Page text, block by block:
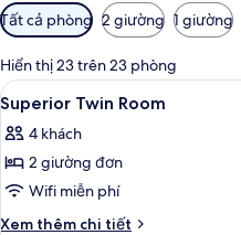
Bộ
lọc
có
thể
dùng
để
lọc
tìm
phòng
Tất cả phòng 2 giường 1 giường
Hiển thị 23 trên 23 phòng
Xem
tất
cả
ảnh
Superior
Twin
19
Superior Twin Room
4 khách
2 giường đơn
Wifi miễn phí
Xem thêm chi tiết
Chi